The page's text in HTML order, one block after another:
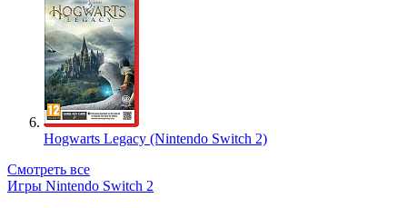
Hogwarts Legacy (Nintendo Switch 2)
Смотреть все
Игры Nintendo Switch 2